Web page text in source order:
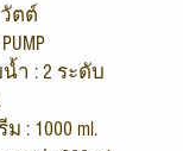
วัตต์
ำ : 2 ระดับ
: 1000 ml.